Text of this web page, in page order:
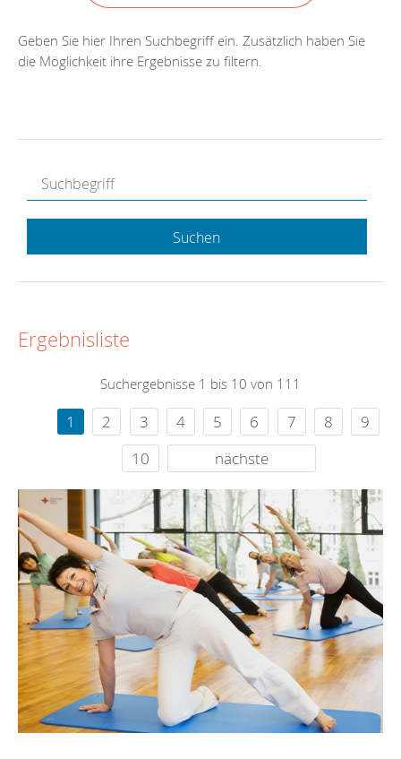
Geben Sie hier Ihren Suchbegriff ein. Zusätzlich haben Sie
die Möglichkeit ihre Ergebnisse zu filtern.
Suchen
Ergebnisliste
Suchergebnisse 1 bis 10 von 111
1 2 3 4 5 6 7 8
9
10
nächste